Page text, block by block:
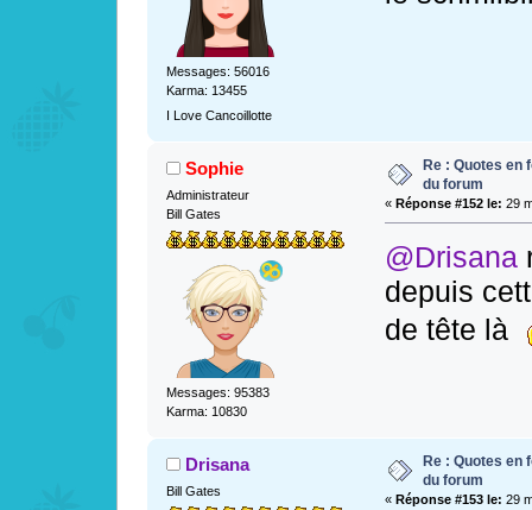
Messages: 56016
Karma: 13455
I Love Cancoillotte
Sophie
Administrateur
Bill Gates
Messages: 95383
Karma: 10830
Re : Quotes en
du forum
« Réponse #152 le: 29
@Drisana
depuis
de tête là
Drisana
Bill Gates
Re : Quotes en
du forum
« Réponse #153 le: 29